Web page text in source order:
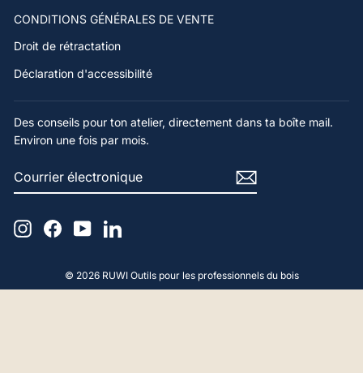
CONDITIONS GÉNÉRALES DE VENTE
Droit de rétractation
Déclaration d'accessibilité
Des conseils pour ton atelier, directement dans ta boîte mail.
Environ une fois par mois.
COURRIER
ÉLECTRONIQUE
S'ABONNER
InstagramFacebook
YouTubeLinkedIn
© 2026 RUWI Outils pour les professionnels du bois